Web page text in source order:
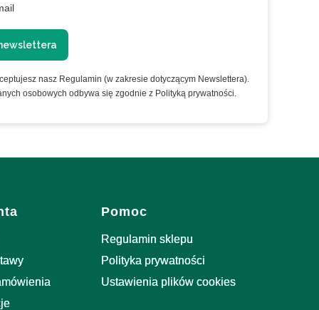
nasz Regulamin (w zakresie dotyczącym Newslettera).
osobowych odbywa się zgodnie z Polityką prywatności.
Pomoc
Regulamin sklepu
Polityka prywatności
Ustawienia plików cookies